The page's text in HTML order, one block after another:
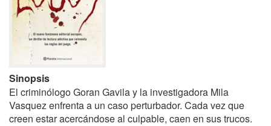
Sinopsis
El criminólogo Goran Gavila y la investigadora Mila
Vasquez enfrenta a un caso perturbador. Cada vez que
creen estar acercándose al culpable, caen en sus trucos.